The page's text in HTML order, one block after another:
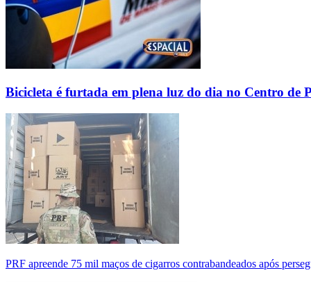
Bicicleta é furtada em plena luz do dia no Centro de
PRF apreende 75 mil maços de cigarros contrabandeados após